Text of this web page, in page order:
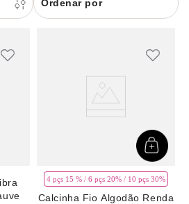
Ordenar por
4 pçs 15 % / 6 pçs 20% / 10 pçs 30%
Calcinha Fio Algodão Renda
8